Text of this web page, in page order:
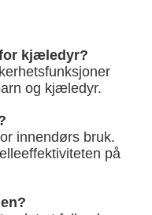
kjæledyr?
og kjæledyr.
innendørs bruk.
på